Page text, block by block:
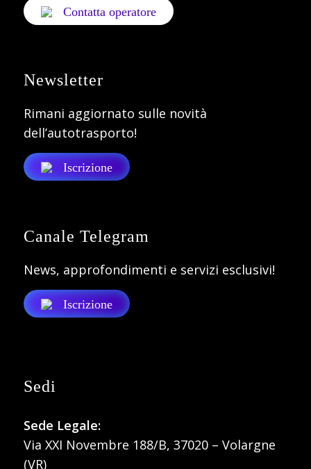
Contatta operatore
Newsletter
Rimani aggiornato sulle novità
dell’autotrasporto!
Iscrizione
Canale Telegram
News, approfondimenti e servizi esclusivi!
Iscrizione
Sedi
Sede Legale:
Via XXI Novembre 188/B, 37020 – Volargne
(VR)